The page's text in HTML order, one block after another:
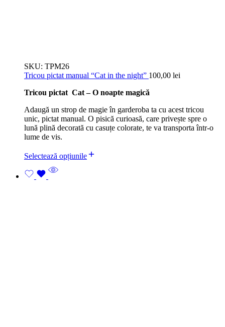
SKU: TPM26
Tricou pictat manual “Cat in the night” 100,00 lei
Tricou pictat Cat – O noapte magică
Adaugă un strop de magie în garderoba ta cu acest tricou
unic, pictat manual. O pisică curioasă, care privește spre o
lună plină decorată cu casuțe colorate, te va transporta într-o
lume de vis.
Selectează opțiunile